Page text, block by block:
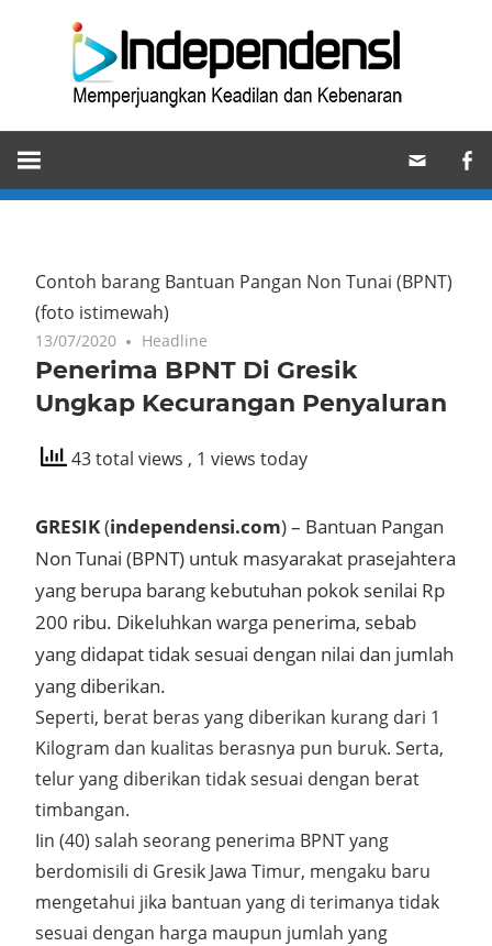
Memperjuangkan
Keadilan
dan
Contoh barang Bantuan Pangan Non Tunai (BPNT)
(foto istimewah)
13/07/2020 Headline
Penerima BPNT Di Gresik
Ungkap Kecurangan Penyaluran
43 total views , 1 views today
GRESIK(independensi.com) – Bantuan Pangan
Non Tunai (BPNT) untuk masyarakat prasejahtera
yang berupa barang kebutuhan pokok senilai Rp
200 ribu. Dikeluhkan warga penerima, sebab
yang didapat tidak sesuai dengan nilai dan jumlah
yang diberikan.
Seperti, berat beras yang diberikan kurang dari 1
Kilogram dan kualitas berasnya pun buruk. Serta,
telur yang diberikan tidak sesuai dengan berat
timbangan.
Iin (40) salah seorang penerima BPNT yang
berdomisili di Gresik Jawa Timur, mengaku baru
mengetahui jika bantuan yang di terimanya tidak
sesuai dengan harga maupun jumlah yang